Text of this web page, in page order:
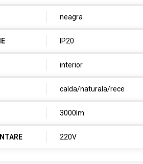
neagra
IP20
interior
calda/naturala/rece
3000lm
220V